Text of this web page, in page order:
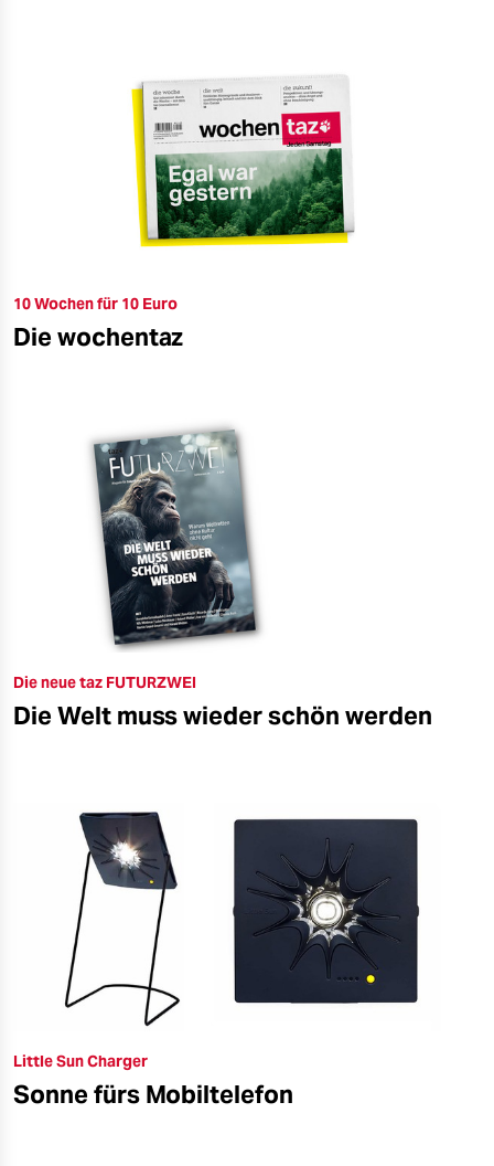
10 Wochen für 10 Euro
Die wochentaz
Die neue taz FUTURZWEI
Die Welt muss wieder schön werden
Little Sun Charger
Sonne fürs Mobiltelefon